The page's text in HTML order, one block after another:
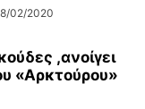
02/2020
,ανοίγει
«Αρκτούρου»